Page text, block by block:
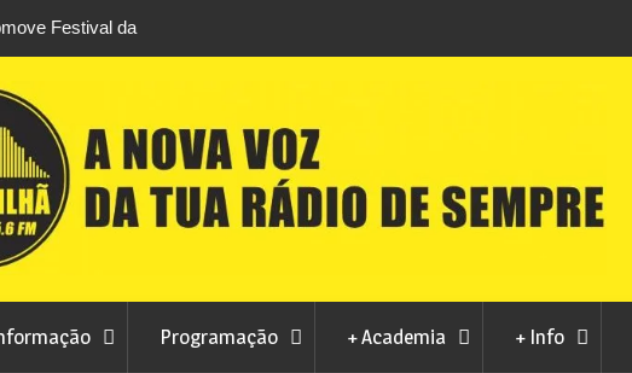
da
levou milhares de visitantes a Penamacor
Programação + Academia + Info